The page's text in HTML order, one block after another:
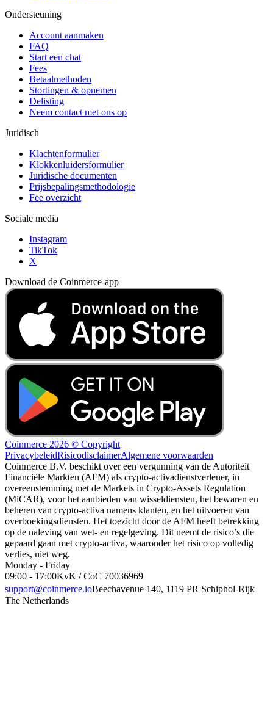
Ondersteuning
Account aanmaken
FAQ
Start een chat
Fees
Betaalmethoden
Stortingen & opnemen
Delisting
Neem contact met ons op
Juridisch
Klachtenformulier
Klokkenluidersformulier
Juridische documenten
Prijsbepalingsmethodologie
Fee overzicht
Sociale media
Instagram
TikTok
X
Download de Coinmerce-app
Coinmerce 2026 © Copyright
PrivacybeleidRisicodisclaimerAlgemene voorwaarden
Coinmerce B.V. beschikt over een vergunning van de Autoriteit
Financiële Markten (AFM) als crypto-activadienstverlener, in
overeenstemming met de Markets in Crypto-Assets Regulation
(MiCAR), voor het aanbieden van wisseldiensten, het bewaren en
beheren van crypto-activa namens klanten, en het uitvoeren van
overboekingsdiensten. Het toezicht door de AFM heeft betrekking
op de naleving van wet- en regelgeving. Dit neemt de risico’s die
gepaard gaan met crypto-activa, waaronder het risico op volledig
verlies, niet weg.
Monday - Friday
09:00 - 17:00KvK / CoC 70036969
support@coinmerce.ioBeechavenue 140, 1119 PR Schiphol-Rijk
The Netherlands